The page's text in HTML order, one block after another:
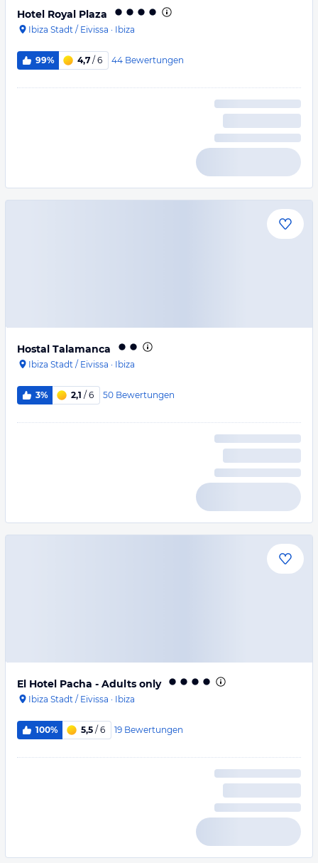
Hotel Royal Plaza
Ibiza Stadt / Eivissa · Ibiza
99% 4,7 / 6 44 Bewertungen
Hostal Talamanca
Ibiza Stadt / Eivissa · Ibiza
3% 2,1 / 6 50 Bewertungen
El Hotel Pacha - Adults only
Ibiza Stadt / Eivissa · Ibiza
100% 5,5 / 6 19 Bewertungen